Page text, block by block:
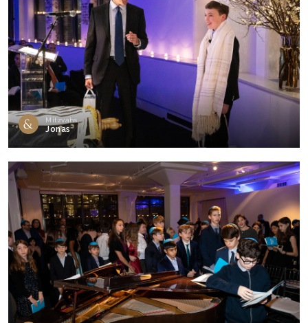
Mitzvahs
Jonas